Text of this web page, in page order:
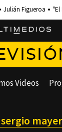
Julián Figueroa "El
Videos